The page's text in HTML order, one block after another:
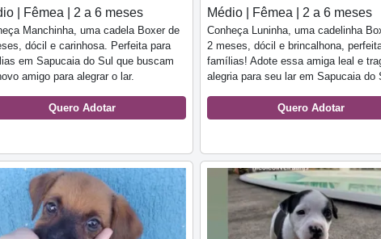
| Fêmea | 2 a 6 meses
Manchinha, uma cadela Boxer de
dócil e carinhosa. Perfeita para
em Sapucaia do Sul que buscam
amigo para alegrar o lar.
Quero Adotar
Médio | Fêmea | 2 a 6 meses
Conheça Luninha, uma cadelinha
2 meses, dócil e brincalhona,
famílias! Adote essa amiga leal e
alegria para seu lar em Sapucaia do
Quero Adotar